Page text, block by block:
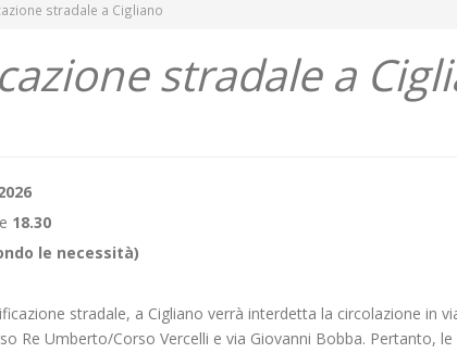
stradale a Cigliano
stradale a
18.30
le necessità)
stradale, a Cigliano verrà interdetta la circolazione in
Re Umberto/Corso Vercelli e via Giovanni Bobba. Pertanto,